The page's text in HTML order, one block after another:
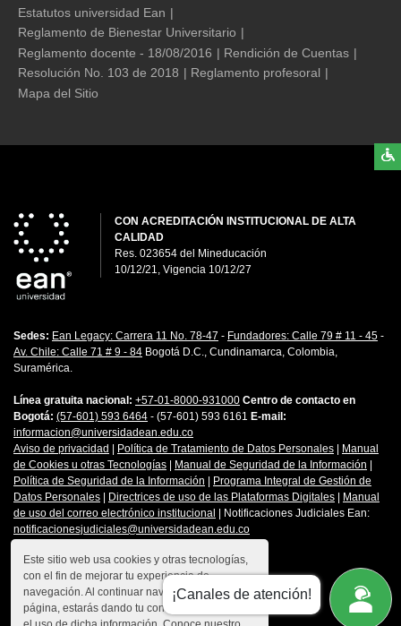
Este sitio web usa cookies y otras tecnologías,
con el fin de mejorar tu experiencia de
navegación. Al continuar navegando en esta
página, estarás dando tu consentimiento para
¡Canales de atención!
Estatutos universidad Ean
Reglamento de Bienestar Universitario
Reglamento docente - 18/08/2016
Rendición de Cuentas
Resolución No. 103 de 2018
Reglamento profesoral
Mapa del Sitio
CON ACREDITACIÓN INSTITUCIONAL DE ALTA
CALIDAD
Res. 023654 del
Mineducación
10/12/21, Vigencia 10/12/27
Sedes: Ean Legacy: Carrera 11 No. 78-47 - Fundadores: Calle 79 # 11 - 45 -
Av. Chile: Calle 71 # 9 - 84 Bogotá D.C., Cundinamarca, Colombia,
Suramérica.
Línea gratuita nacional: +57-01-8000-931000 Centro de contacto en
Bogotá: (57-601) 593 6464 - (57-601) 593 6161 E-mail:
informacion@universidadean.edu.co
Aviso de privacidad | Política de Tratamiento de Datos Personales | Manual
de Cookies u otras Tecnologías | Manual de Seguridad de la Información |
Política de Seguridad de la Información | Programa Integral de Gestión de
Datos Personales | Directrices de uso de las Plataformas Digitales | Manual
de uso del correo electrónico institucional | Notificaciones Judiciales Ean:
notificacionesjudiciales@universidadean.edu.co
Contáctanos
Menú Redes Sociales